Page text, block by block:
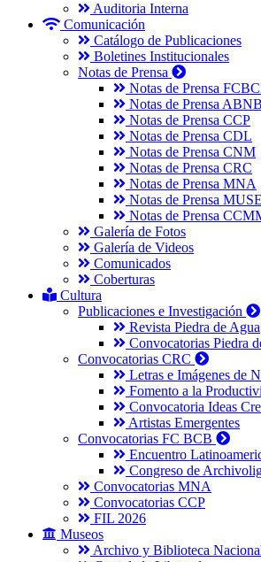
Auditoria Interna
Comunicación
Catálogo de Publicaciones
Boletines Institucionales
Notas de Prensa
Notas de Prensa
Notas de Prensa ABNB
Notas de Prensa CCP
Notas de Prensa CDL
Notas de Prensa CNM
Notas de Prensa CRC
Notas de Prensa MNA
Notas de Prensa
Notas de Prensa
Galería de Fotos
Galería de Videos
Comunicados
Coberturas
Cultura
Publicaciones e Investigación
Revista Piedra de Agua
Convocatorias Piedra
Convocatorias CRC
Letras e Imágenes de
Fomento a la
Convocatoria Ideas
Artistas Emergentes
Convocatorias FC BCB
Encuentro
Congreso de
Convocatorias MNA
Convocatorias CCP
FIL 2026
Museos
Archivo y Biblioteca